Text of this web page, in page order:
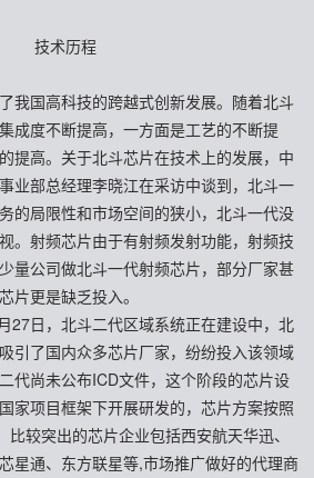
技术历程
我国高科技的跨越式创新发展。随着北斗
成度不断提高，一方面是工艺的不断提
提高。关于北斗芯片在技术上的发展，中
业部总经理李晓江在采访中谈到，北斗一
的局限性和市场空间的狭小，北斗一代没
。射频芯片由于有射频发射功能，射频技
量公司做北斗一代射频芯片，部分厂家甚
片更是缺乏投入。
日，北斗二代区域系统正在建设中，北
引了国内众多芯片厂家，纷纷投入该领域
代尚未公布ICD文件，这个阶段的芯片设
家项目框架下开展研发的，芯片方案按照
比较突出的芯片企业包括西安航天华迅、
星通、东方联星等,市场推广做好的代理商